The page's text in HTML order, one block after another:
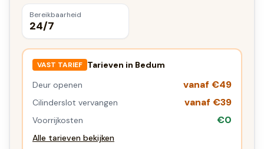
Bereikbaarheid
24/7
VAST TARIEF Tarieven in Bedum
Deur openen
vanaf €49
Cilinderslot vervangen vanaf €39
Voorrijkosten €0
Alle tarieven bekijken